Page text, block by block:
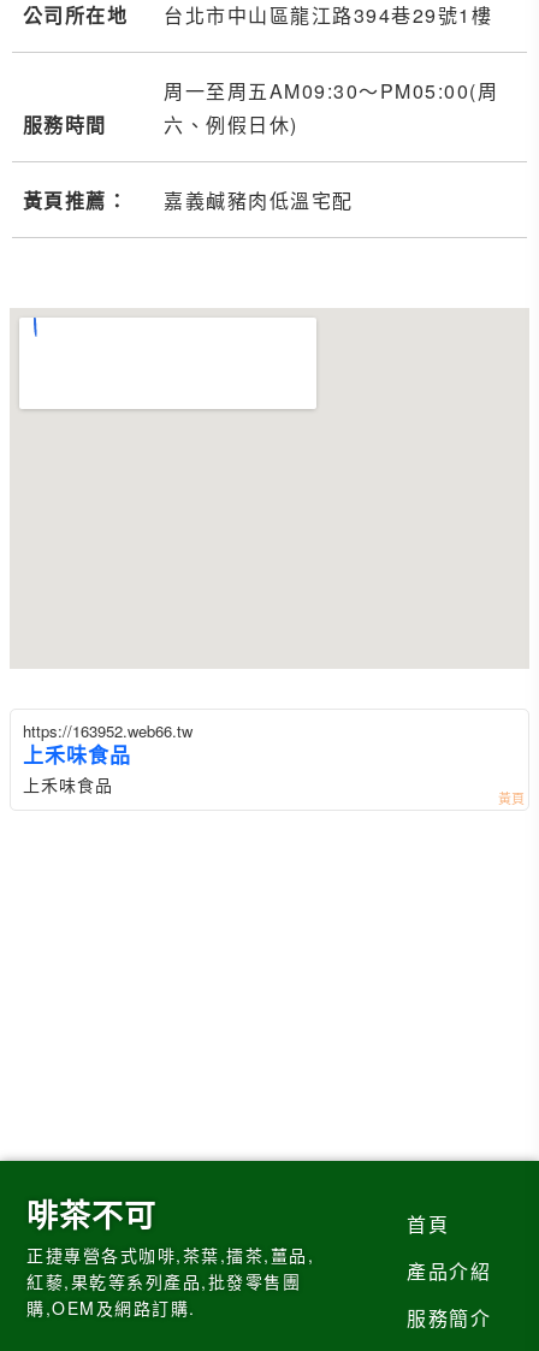
公司所在地 台北市中山區龍江路394巷29號1樓
服務時間
周一至周五AM09:30～PM05:00(周
六、例假日休)
黃頁推薦： 嘉義鹹豬肉低溫宅配
https://163952.web66.tw
上禾味食品
上禾味食品
啡茶不可
正捷專營各式咖啡,茶葉,擂茶,薑品,
紅藜,果乾等系列產品,批發零售團
購,OEM及網路訂購.
首頁
產品介紹
服務簡介